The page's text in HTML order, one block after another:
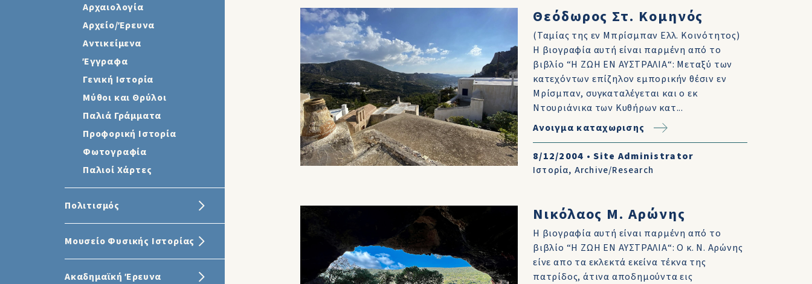
Αρχαιολογία
Αρχείο/Έρευνα
Αντικείμενα
Έγγραφα
Γενική Ιστορία
Μύθοι και Θρύλοι
Παλιά Γράμματα
Προφορική Ιστορία
Φωτογραφία
Παλιοί Χάρτες
Πολιτισμός
Μουσείο Φυσικής Ιστορίας
Ακαδημαϊκή Έρευνα
Θεόδωρος Στ. Κομηνός
(Ταμίας της εν Μπρίσμπαν Ελλ. Κοινότητος)
Η βιογραφία αυτή είναι παρμένη από το
βιβλίο “Η ΖΩΗ ΕΝ ΑΥΣΤΡΑΛΙΑ“: Μεταξύ των
κατεχόντων επίζηλον εμπορικήν θέσιν εν
Μρίσμπαν, συγκαταλέγεται και ο εκ
Ντουριάνικα των Κυθήρων κατ...
Ανοιγμα καταχωρισης
8/12/2004 •Site Administrator
Ιστορία, Archive/Research
Νικόλαος Μ. Αρώνης
Η βιογραφία αυτή είναι παρμένη από το
βιβλίο “Η ΖΩΗ ΕΝ ΑΥΣΤΡΑΛΙΑ“: Ο κ. Ν. Αρώνης
είνε απο τα εκλεκτά εκείνα τέκνα της
πατρίδος, άτινα αποδημούντα εις